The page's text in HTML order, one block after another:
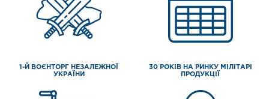
1-Й ВОЄНТОРГ НЕЗАЛЕЖНОЇ
УКРАЇНИ
30 РОКІВ НА РИНКУ МІЛІТАРІ
ПРОДУКЦІЇ